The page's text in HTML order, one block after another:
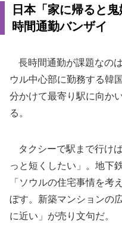
日本「家に帰ると
時間通勤バンザイ
長時間通勤が課題なの
ウル中心部に勤務する韓
分かけて最寄り駅に向か
る。
タクシーで駅まで行け
っと短くしたい」。地下
「ソウルの住宅事情を考
ぼす。新築マンションの
に近い」が売り文句だ。